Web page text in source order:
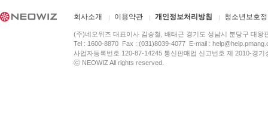
회사소개 이용약관 개인정보처리방침 청소년보호
(주)네오위즈 대표이사 김승철, 배태근 경기도 성남시 분당구 대왕
Tel : 1600-8870 Fax : (031)8039-4077 E-mail :
사업자등록번호 120-87-14245 통신판매업 신고번호 제 2010-경
ⓒ NEOWIZ All rights reserved.